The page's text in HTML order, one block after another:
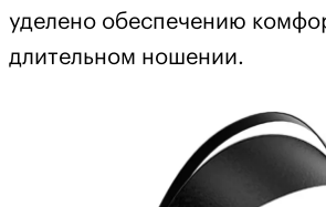
уделено обеспечению
длительном ношении.